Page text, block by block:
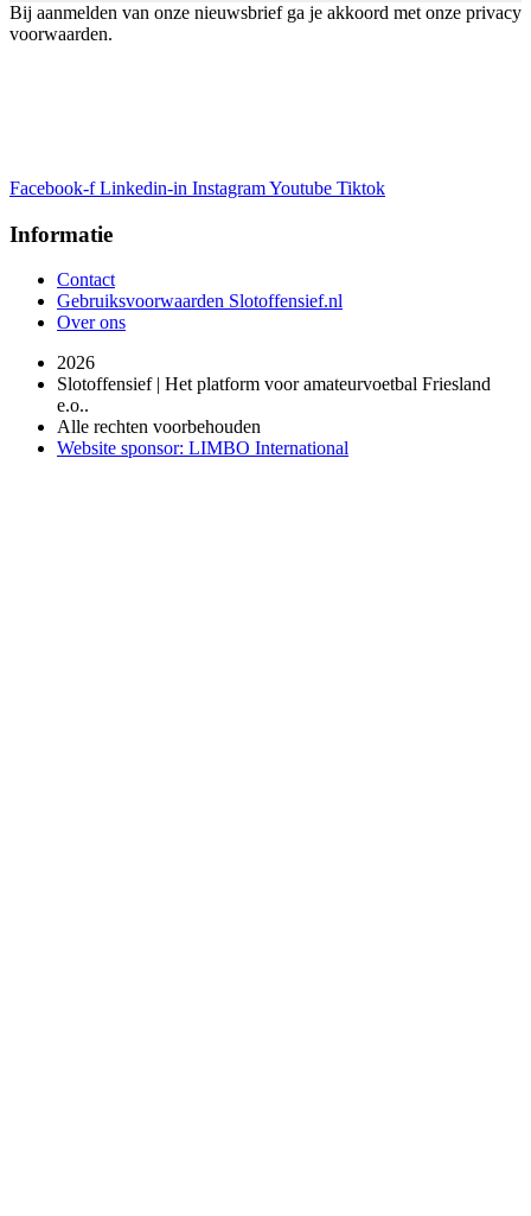
Bij aanmelden van onze nieuwsbrief ga je akkoord met onze privacy
voorwaarden.
Facebook-f Linkedin-in InstagramYoutube Tiktok
Informatie
Contact
Gebruiksvoorwaarden Slotoffensief.nl
Over ons
2026
Slotoffensief | Het platform voor amateurvoetbal Friesland
e.o..
Alle rechten voorbehouden
Website sponsor: LIMBO International